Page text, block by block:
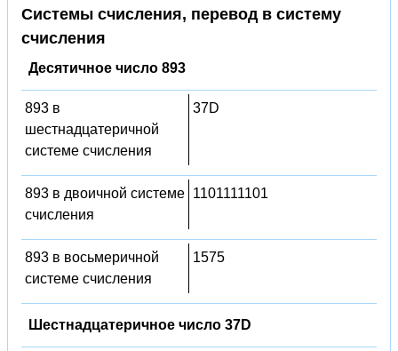
Системы счисления, перевод в систему
счисления
Десятичное число 893
893 в
шестнадцатеричной
системе счисления
37D
893 в двоичной системе
счисления
1101111101
893 в восьмеричной
системе счисления
1575
Шестнадцатеричное число 37D